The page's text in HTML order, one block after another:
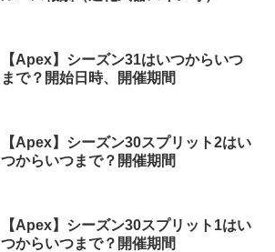
【Apex】シーズン31はいつからいつ
まで？開始日時、開催期間
【Apex】シーズン30スプリット2はい
つからいつまで？開催期間
【Apex】シーズン30スプリット1はい
つからいつまで？開催期間